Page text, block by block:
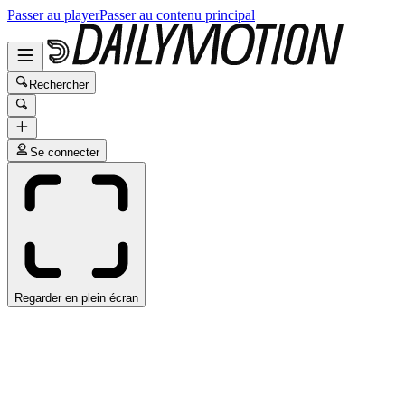
Passer au playerPasser au contenu principal
Rechercher
Se connecter
Regarder en plein écran